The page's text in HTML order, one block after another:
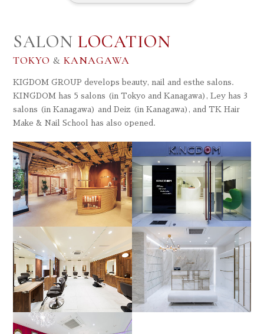
SALONLOCATION
TOKYO &KANAGAWA
KIGDOM GROUP develops beauty, nail and esthe salons.
KINGDOM has 5 salons (in Tokyo and Kanagawa), Ley has 3
salons (in Kanagawa) and Deiz (in Kanagawa), and TK Hair
Make & Nail School has also opened.